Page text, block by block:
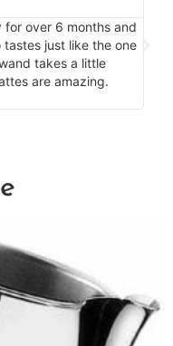
for over 6 months and
tastes just like the one
takes a little
are amazing.